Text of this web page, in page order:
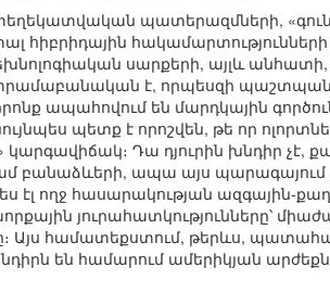
տեղեկատվական պատերազմների,
հիբրիդային
սարքերի, այլև
տրամաբանական է, որպեսզի
ապահովում են մարդկային
պետք է որոշվեն, թե որ
Դա դյուրին խնդիր չէ,
բանաձևերի, ապա այս պարագայում
էլ ողջ հասարակության ազգային-
յուրահատկությունները՝
Այս համատեքստում, թերևս,
են համարում ամերիկյան